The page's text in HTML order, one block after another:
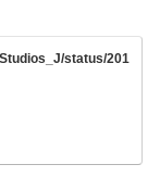
status/201